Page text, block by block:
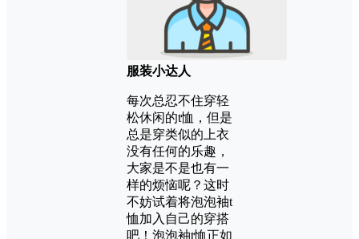
服装小达人
每次总忍不住穿轻
松休闲的t恤，但是
总是穿类似的上衣
没有任何的乐趣，
大家是不是也有一
样的烦恼呢？这时
不妨试着将泡泡袖t
恤加入自己的穿搭
吧！泡泡袖t恤正如